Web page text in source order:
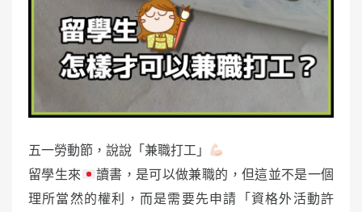
五一勞動節，說說「兼職打工」
留學生來
讀書，是可以做兼職的，但這並不是一個
理所當然的權利，而是需要先申請「資格外活動許